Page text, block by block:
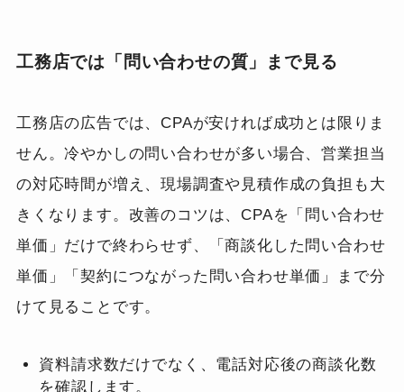
工務店では「問い合わせの質」まで見る
工務店の広告では、CPAが安ければ成功とは限りま
せん。冷やかしの問い合わせが多い場合、営業担当
の対応時間が増え、現場調査や見積作成の負担も大
きくなります。改善のコツは、CPAを「問い合わせ
単価」だけで終わらせず、「商談化した問い合わせ
単価」「契約につながった問い合わせ単価」まで分
けて見ることです。
資料請求数だけでなく、電話対応後の商談化数
を確認します。